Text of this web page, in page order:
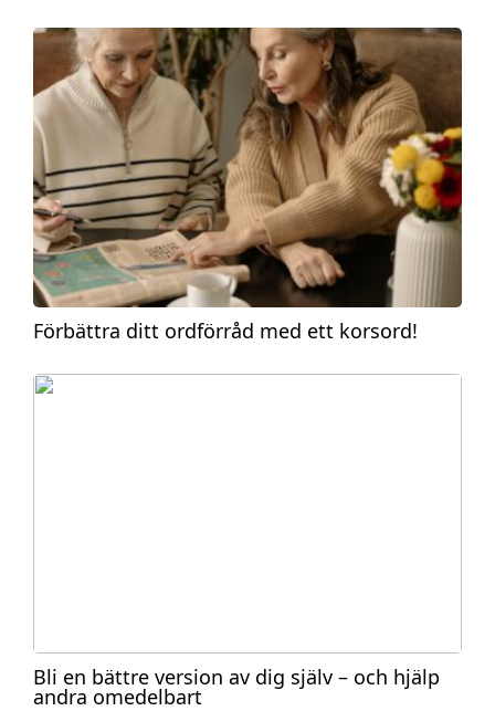
Förbättra ditt ordförråd med ett korsord!
Bli en bättre version av dig själv – och hjälp
andra omedelbart